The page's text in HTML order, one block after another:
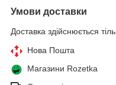
Умови доставки
Доставка здійснюється
Нова Пошта
Магазини Rozetka